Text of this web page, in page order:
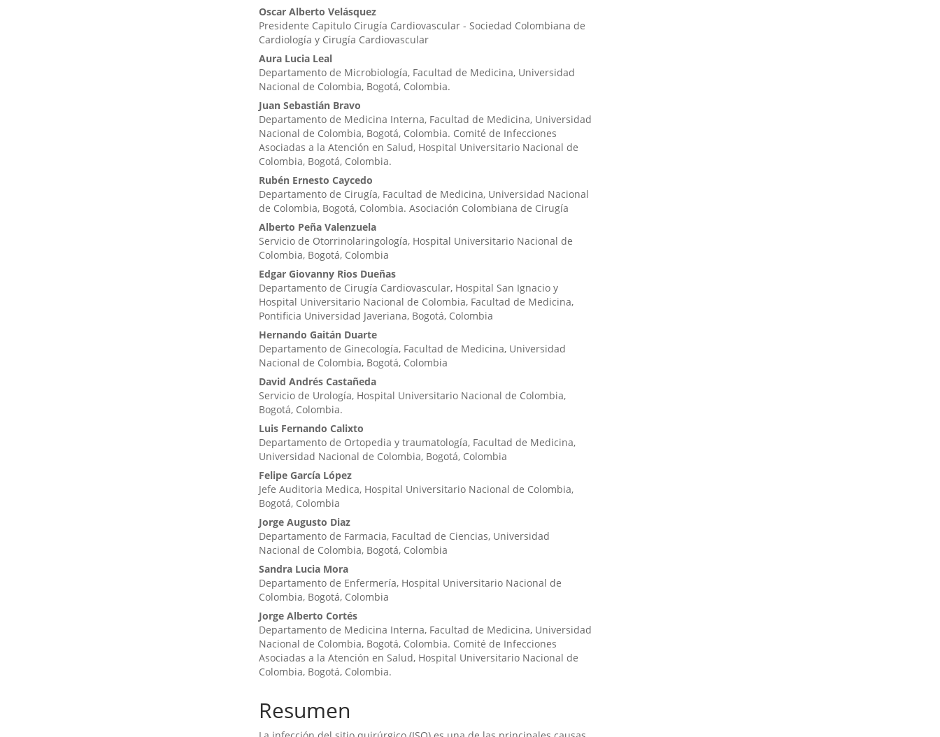
Oscar Alberto Velásquez
Presidente Capitulo Cirugía Cardiovascular - Sociedad Colombiana de
Cardiología y Cirugía Cardiovascular
Aura Lucia Leal
Departamento de Microbiología, Facultad de Medicina, Universidad
Nacional de Colombia, Bogotá, Colombia.
Juan Sebastián Bravo
Departamento de Medicina Interna, Facultad de Medicina, Universidad
Nacional de Colombia, Bogotá, Colombia. Comité de Infecciones
Asociadas a la Atención en Salud, Hospital Universitario Nacional de
Colombia, Bogotá, Colombia.
Rubén Ernesto Caycedo
Departamento de Cirugía, Facultad de Medicina, Universidad Nacional
de Colombia, Bogotá, Colombia. Asociación Colombiana de Cirugía
Alberto Peña Valenzuela
Servicio de Otorrinolaringología, Hospital Universitario Nacional de
Colombia, Bogotá, Colombia
Edgar Giovanny Rios Dueñas
Departamento de Cirugía Cardiovascular, Hospital San Ignacio y
Hospital Universitario Nacional de Colombia, Facultad de Medicina,
Pontificia Universidad Javeriana, Bogotá, Colombia
Hernando Gaitán Duarte
Departamento de Ginecología, Facultad de Medicina, Universidad
Nacional de Colombia, Bogotá, Colombia
David Andrés Castañeda
Servicio de Urología, Hospital Universitario Nacional de Colombia,
Bogotá, Colombia.
Luis Fernando Calixto
Departamento de Ortopedia y traumatología, Facultad de Medicina,
Universidad Nacional de Colombia, Bogotá, Colombia
Felipe García López
Jefe Auditoria Medica, Hospital Universitario Nacional de Colombia,
Bogotá, Colombia
Jorge Augusto Diaz
Departamento de Farmacia, Facultad de Ciencias, Universidad
Nacional de Colombia, Bogotá, Colombia
Sandra Lucia Mora
Departamento de Enfermería, Hospital Universitario Nacional de
Colombia, Bogotá, Colombia
Jorge Alberto Cortés
Departamento de Medicina Interna, Facultad de Medicina, Universidad
Nacional de Colombia, Bogotá, Colombia. Comité de Infecciones
Asociadas a la Atención en Salud, Hospital Universitario Nacional de
Colombia, Bogotá, Colombia.
Resumen